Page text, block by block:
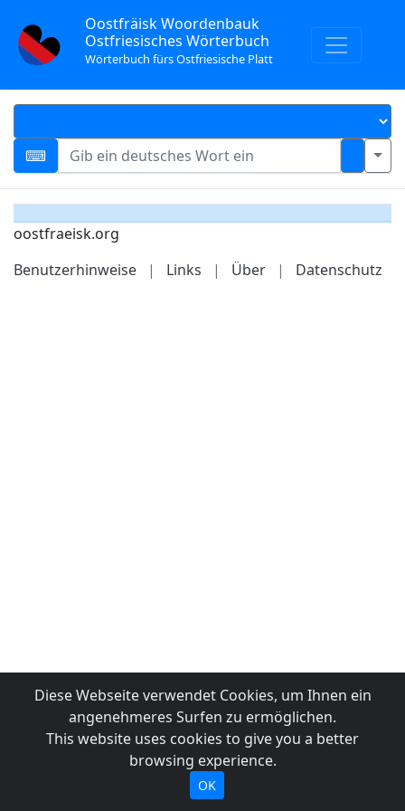
Oostfräisk Woordenbauk
Ostfriesisches Wörterbuch
Wörterbuch fürs Ostfriesische Platt
oostfraeisk.org
Benutzerhinweise
| Links | Über | Datenschutz
Diese Webseite verwendet Cookies, um Ihnen ein
angenehmeres Surfen zu ermöglichen.
This website uses cookies to give you a better
browsing experience.
OK